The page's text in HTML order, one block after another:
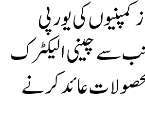
کمپنیوں کی یورپی
سے چینی الیکٹرک
عائد کرنے